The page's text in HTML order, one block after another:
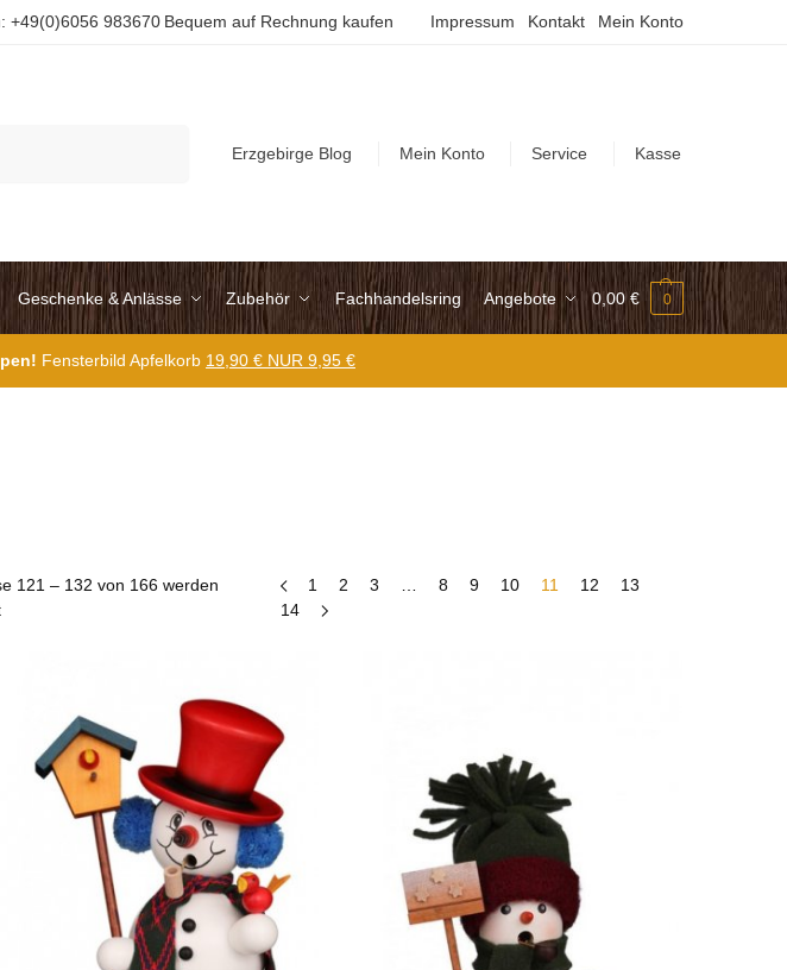
+49(0)6056 983670 Bequem auf Rechnung kaufen Impressum Kontakt Mein Konto
Erzgebirge Blog Mein Konto Service Kasse
Geschenke & Anlässe Zubehör Fachhandelsring Angebote 0,00 € 0
Fensterbild Apfelkorb 19,90 € NUR 9,95 €
121 – 132 von 166 werden
1 2 3 8 9 10 11 12
13
14